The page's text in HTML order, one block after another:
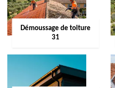
Démoussage de toiture
31